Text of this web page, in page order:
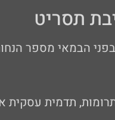
תסריט
הבמאי מספר
תדמית עסקית